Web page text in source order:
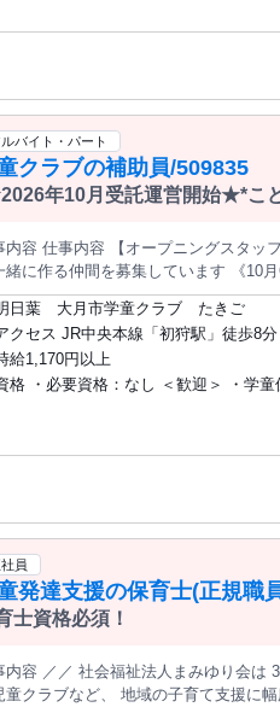
相談ください◎ 見学について 職
たい学生さん(高卒以上) ☆家庭と両
ついては下記リンクよりご確認くださ
ルバイト・パート
クラブの補助員/509835
年10月受託運営開始★*こ
内容 仕事内容 【オープニングスタッ
緒に作る仲間を募集しています 《10
スタートで きるお仕事です♪ ●こども
見 守りなど） ●登室、退室管理 ●保
の見守りが中心で、無資格・未経験
りがいPOINT☆ こどもたちの成長をすぐそばで感じられるお仕事 です。遊びや生活習慣を一
学びながら、でき ることが増えてい
相談ください◎ 見学について 職
日葉 大月市学童クラブ たきご
クセス JR中央本線「初狩駅」徒歩8分
給1,170円以上
格 ・必要資格：なし ＜歓迎＞ ・学童保育
たい学生さん(高卒以上) ☆家庭と両
ついては下記リンクよりご確認くださ
員
発達支援の保育士(正規職
士資格必須！
会は 39年の歴史を持つ安定した 基盤を持つ法人です！ ＼＼ 認定こども園や放課
ラブなど、 地域の子育て支援に幅広く貢献しています 今回、2026年２